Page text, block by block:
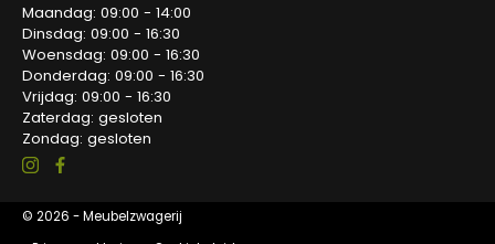
Maandag: 09:00 - 14:00
Dinsdag: 09:00 - 16:30
Woensdag: 09:00 - 16:30
Donderdag: 09:00 - 16:30
Vrijdag: 09:00 - 16:30
Zaterdag: gesloten
Zondag: gesloten
© 2026 - Meubelzwagerij